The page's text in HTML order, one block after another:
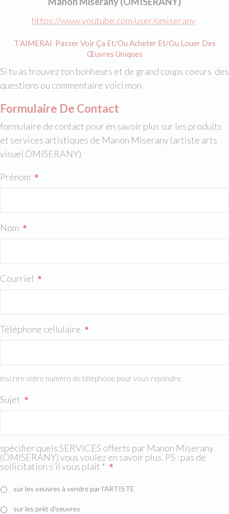
https://www.youtube.com/user/omiserany
T’AIMERAI Passer Voir Ça Et/ou Acheter Et/ou Louer Des
Œuvres Uniques
Si tu as trouvez ton bonheurs et de grand coups coeurs des
questions ou commentaire voici mon
Formulaire De Contact
formulaire de contact pour en savoir plus sur les produits
et services artistiques de Manon Miserany (artiste arts
visuel ÖMISERANY)
Prénom *
Nom *
Courriel *
Téléphone cellulaire *
inscrire votre numéro de téléphone pour vous rejoindre
Sujet *
spécifier quels SERVICES offerts par Manon Miserany
(ÖMISERANY) vous voulez en savoir plus. PS : pas de
sollicitation s’il vous plait * *
sur les oeuvres à vendre par l'ARTISTE
sur les prêt d'oeuvres